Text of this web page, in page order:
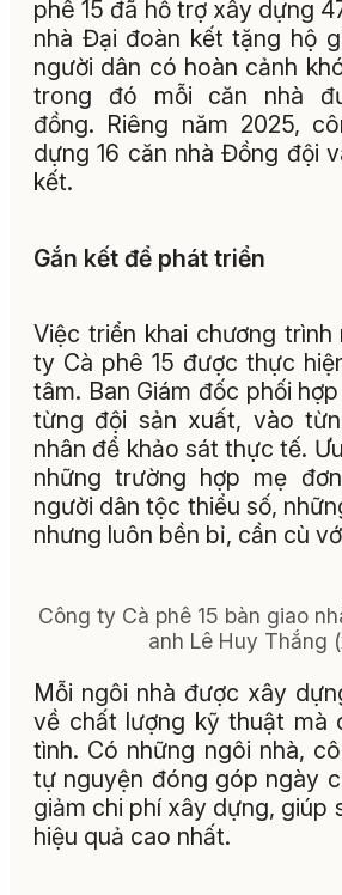
phê 15 đã hỗ trợ xây dựng
nhà Đại đoàn kết tặng hộ
người dân có hoàn cảnh
trong đó mỗi căn nhà
đồng. Riêng năm 2025,
dựng 16 căn nhà Đồng đội
kết.
Gắn kết để phát triển
Việc triển khai chương
ty Cà phê 15 được thực
tâm. Ban Giám đốc phối
từng đội sản xuất, vào
nhân để khảo sát thực tế.
những trường hợp mẹ
người dân tộc thiểu số,
nhưng luôn bền bỉ, cần cù
Công ty Cà phê 15 bàn giao
anh Lê Huy Thắng
Mỗi ngôi nhà được xây
về chất lượng kỹ thuật mà
tình. Có những ngôi nhà,
tự nguyện đóng góp ngày
giảm chi phí xây dựng, giúp
hiệu quả cao nhất.